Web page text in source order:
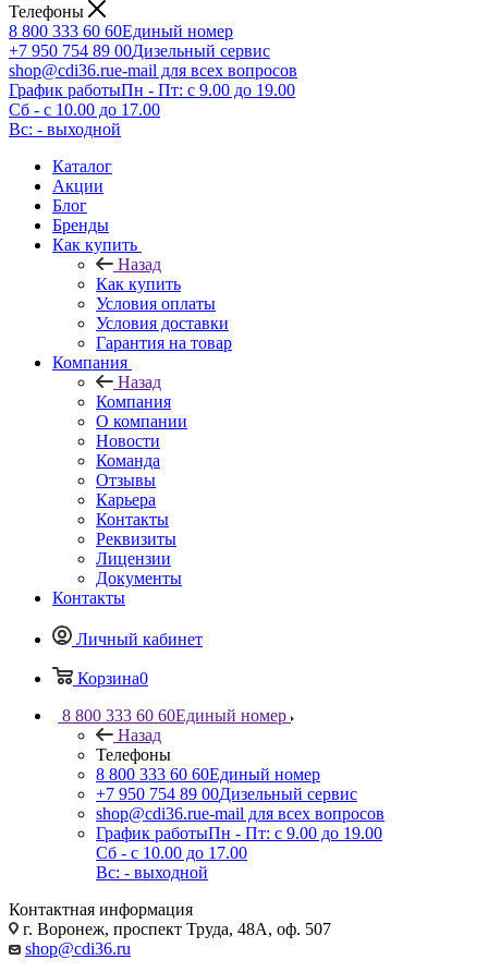
Телефоны
8 800 333 60 60Единый номер
+7 950 754 89 00Дизельный сервис
shop@cdi36.rue-mail для всех вопросов
График работыПн - Пт: с 9.00 до 19.00
Сб - с 10.00 до 17.00
Вс: - выходной
Каталог
Акции
Блог
Бренды
Как купить
Назад
Как купить
Условия оплаты
Условия доставки
Гарантия на товар
Компания
Назад
Компания
О компании
Новости
Команда
Отзывы
Карьера
Контакты
Реквизиты
Лицензии
Документы
Контакты
Личный кабинет
Корзина0
8 800 333 60 60Единый номер
Назад
Телефоны
8 800 333 60 60Единый номер
+7 950 754 89 00Дизельный сервис
shop@cdi36.rue-mail для всех вопросов
График работыПн - Пт: с 9.00 до 19.00
Сб - с 10.00 до 17.00
Вс: - выходной
Контактная информация
г. Воронеж, проспект Труда, 48А, оф. 507
shop@cdi36.ru